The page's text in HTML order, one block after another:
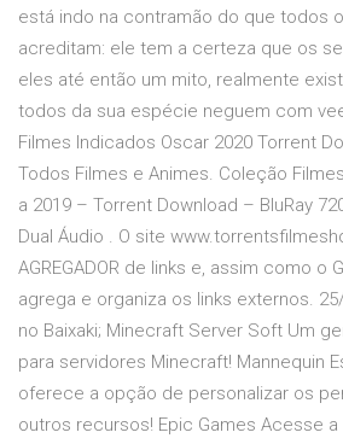
está indo na contramão do que todos
acreditam: ele tem a certeza que os
eles até então um mito, realmente
todos da sua espécie neguem com
Filmes Indicados Oscar 2020 Torrent
Todos Filmes e Animes. Coleção
a 2019 – Torrent Download – BluRay
Dual Áudio . O site
AGREGADOR de links e, assim como o
agrega e organiza os links externos.
no Baixaki; Minecraft Server Soft Um
para servidores Minecraft! Mannequin
oferece a opção de personalizar os
outros recursos! Epic Games Acesse